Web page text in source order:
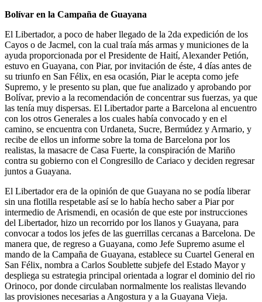
Bolívar en la Campaña de Guayana
El Libertador, a poco de haber llegado de la 2da expedición de los
Cayos o de Jacmel, con la cual traía más armas y municiones de la
ayuda proporcionada por el Presidente de Haití, Alexander Petión,
estuvo en Guayana, con Piar, por invitación de éste, 4 días antes de
su triunfo en San Félix, en esa ocasión, Piar le acepta como jefe
Supremo, y le presento su plan, que fue analizado y aprobando por
Bolívar, previo a la recomendación de concentrar sus fuerzas, ya que
las tenía muy dispersas. El Libertador parte a Barcelona al encuentro
con los otros Generales a los cuales había convocado y en el
camino, se encuentra con Urdaneta, Sucre, Bermúdez y Armario, y
recibe de ellos un informe sobre la toma de Barcelona por los
realistas, la masacre de Casa Fuerte, la conspiración de Mariño
contra su gobierno con el Congresillo de Cariaco y deciden regresar
juntos a Guayana.
El Libertador era de la opinión de que Guayana no se podía liberar
sin una flotilla respetable así se lo había hecho saber a Piar por
intermedio de Arismendi, en ocasión de que este por instrucciones
del Libertador, hizo un recorrido por los llanos y Guayana, para
convocar a todos los jefes de las guerrillas cercanas a Barcelona. De
manera que, de regreso a Guayana, como Jefe Supremo asume el
mando de la Campaña de Guayana, establece su Cuartel General en
San Félix, nombra a Carlos Soublette subjefe del Estado Mayor y
despliega su estrategia principal orientada a lograr el dominio del rio
Orinoco, por donde circulaban normalmente los realistas llevando
las provisiones necesarias a Angostura y a la Guayana Vieja.